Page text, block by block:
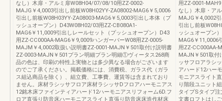
なし）木扉・アルミ扉W08H04/07/08/10用ZZ-0002-
MAJG￥4,0003引出し前板W08H02YY-ZA08002-MAG6￥5,0006
引出し前板W08H03YY-ZA08003-MAG6￥5,0003引出し本体（プ
ッシュオープン）D43W08H02/03用ZZ-CB080A1-
MAG6￥11,0009引出しレールセット（プッシュオープン）D43
用ZZ-CC000AA-MAG6￥9,0009ハンガーバーW08用ZZ-0005-
MAJM￥4,0002取扱い説明書ZZ-0001-MAJN￥501取付け説明書
ZZ-0003-MAJN￥501プラン明細プラン明細①ヴィータス268商
品の色は、印刷の特性上実物とは多少異なる場合がございます
のでご了承ください。掲載価格には、消費税、ガラス代（ガラ
ス組込商品を除く）、組立費、工事費、運賃等は含まれており
ません。床材ラシッサフロア床材ラシッサDフロアハーモニアス
12銘木床ファインティアハード12ハーモニアスリフォーム6D.フ
ロア直張り防音床ハーモニアスライト直張り防音床床造作材床
用ZZ-0001-
なし）木扉・ア
MAJG￥4,0002
引出し前板
ッシュオープン
MAG6￥11,0006
用ZZ-CC000AA-
MAJN￥501取付
ッサフロアラシ
アハード12ハー
モニアスライト
り階段ユニット
タイプSタイプ
文書ロフトはし